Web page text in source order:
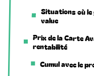
Situations où
value
Prix de la Carte
rentabilité
Cumul avec le